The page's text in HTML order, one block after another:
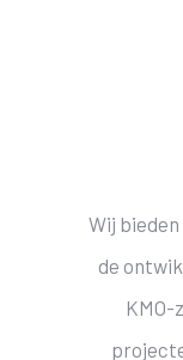
Wij bieden
de
KMO-